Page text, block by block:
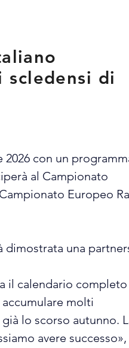
di
con un
al Campionato
Europeo
dimostrata una
il calendario
molti
lo scorso autunno.
avere successo»,